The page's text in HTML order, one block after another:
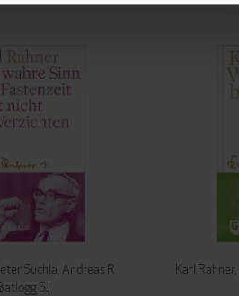
Suchla, Andreas R.
SJ
Karl Rahner,